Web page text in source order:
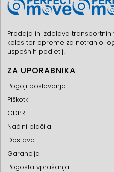
Prodaja in izdelava transportnih
koles ter opreme za notranjo
uspešnih podjetij!
ZA UPORABNIKA
Pogoji poslovanja
Piškotki
GDPR
Načini plačila
Dostava
Garancija
Pogosta vprašanja